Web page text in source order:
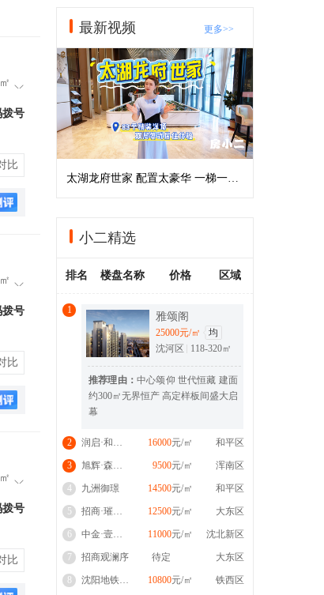
拨号
比
拨号
比
拨号
比
最新视频 更多>>
太湖龙府世家 配置太豪华 一梯一户+双露台
小二精选
排名 楼盘名称 价格 区域
1
雅颂阁
25000元/㎡
均
沈河区
118-320㎡
推荐理由： 中心颂仰 世代恒藏 建面
约300㎡无界恒产 高定样板间盛大启
幕
2 润启·和平里 16000元/㎡ 和平区
3 旭辉·森屿暖树 9500元/㎡ 浑南区
4 九洲御璟 14500元/㎡ 和平区
5 招商·璀璨映澜 12500元/㎡ 大东区
6 中金·壹号院 11000元/㎡ 沈北新区
7 招商观澜序 待定 大东区
沈阳地铁·花海和鸣 10800元/㎡ 铁西区